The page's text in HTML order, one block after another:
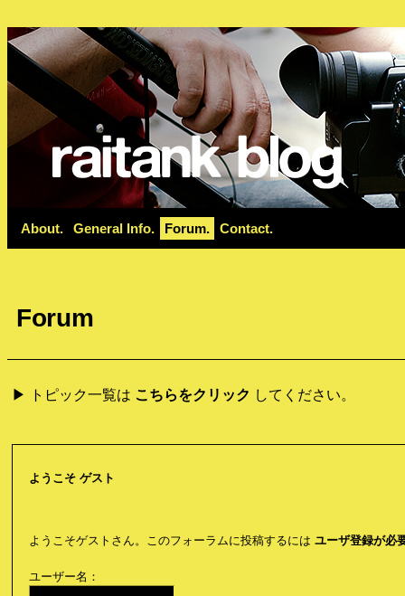
About General Info Forum Contact
Forum
▶ トピック一覧は こちらをクリック してください。
ようこそゲスト
ようこそゲストさん。このフォーラムに投稿するにはユーザ登録が必
ユーザー名：